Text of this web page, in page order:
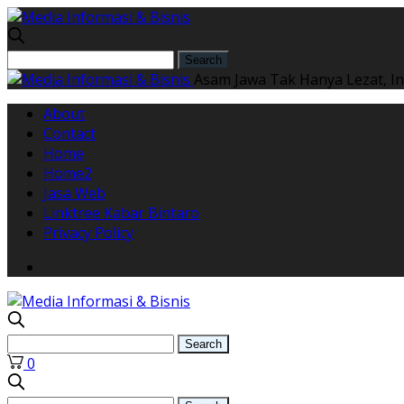
Asam Jawa Tak Hanya Lezat,
About
Contact
Home
Home2
Jasa Web
Linktree Kabar Bintaro
Privacy Policy
0